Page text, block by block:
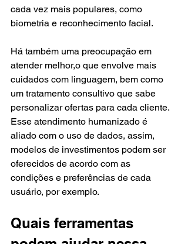
cada vez mais populares, como
biometria e reconhecimento facial.
Há também uma preocupação em
atender melhor,o que envolve mais
cuidados com linguagem, bem como
um tratamento consultivo que sabe
personalizar ofertas para cada cliente.
Esse atendimento humanizado é
aliado com o uso de dados, assim,
modelos de investimentos podem ser
oferecidos de acordo com as
condições e preferências de cada
usuário, por exemplo.
Quais ferramentas